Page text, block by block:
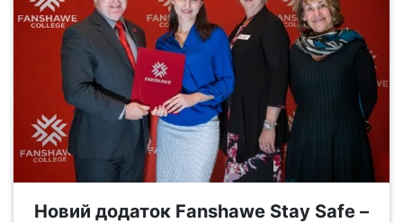
Новий додаток Fanshawe Stay Safe –